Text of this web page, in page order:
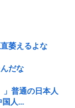
萎えるよな
だな
普通の日本人
国人...